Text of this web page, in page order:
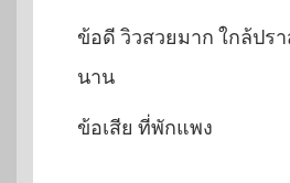
ข้อดี วิวสวยมาก ใกล้ปร
นาน
ข้อเสีย ที่พักแพง